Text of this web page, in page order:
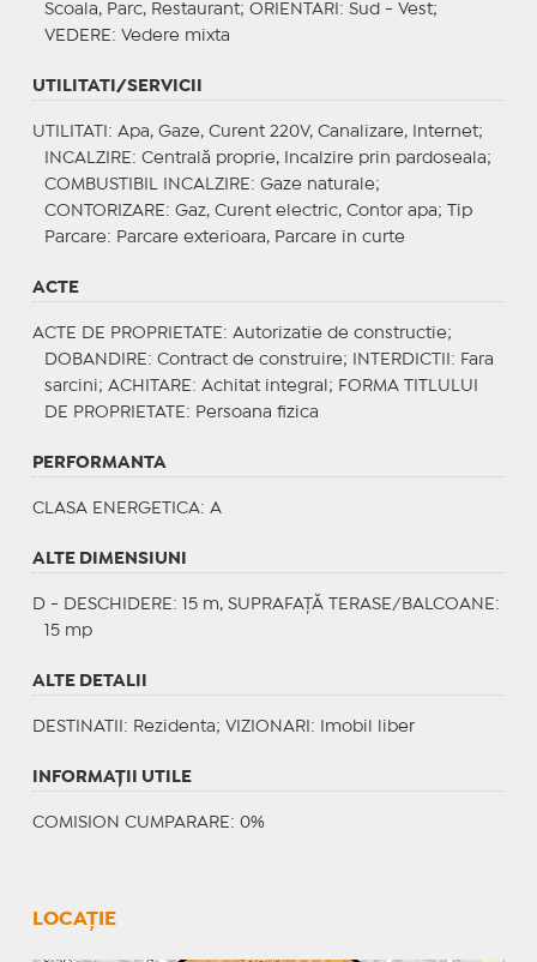
Scoala, Parc, Restaurant; ORIENTARI : Sud - Vest;
VEDERE : Vedere mixta
UTILITATI/SERVICII
UTILITATI : Apa, Gaze, Curent 220V, Canalizare, Internet;
INCALZIRE : Centrală proprie, Incalzire prin pardoseala;
COMBUSTIBIL INCALZIRE : Gaze naturale;
CONTORIZARE : Gaz, Curent electric, Contor apa;
Tip
Parcare: Parcare exterioara, Parcare in curte
ACTE
ACTE DE PROPRIETATE : Autorizatie de constructie;
DOBANDIRE : Contract de construire; INTERDICTII : Fara
sarcini; ACHITARE : Achitat integral; FORMA TITLULUI
DE PROPRIETATE : Persoana fizica
PERFORMANTA
CLASA ENERGETICA: A
ALTE DIMENSIUNI
D - DESCHIDERE: 15 m, SUPRAFAȚĂ TERASE/BALCOANE:
15 mp
ALTE DETALII
DESTINATII : Rezidenta; VIZIONARI : Imobil liber
INFORMAŢII UTILE
COMISION CUMPARARE: 0%
LOCAȚIE